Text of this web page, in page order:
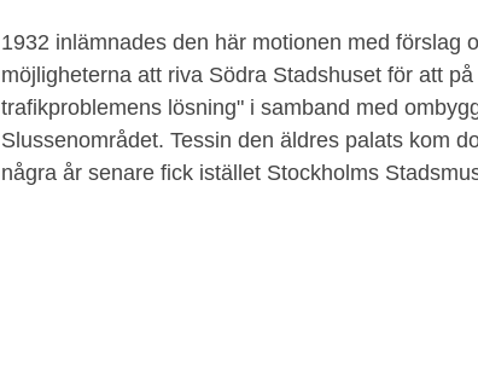
1932 inlämnades den här motionen med förslag
möjligheterna att riva Södra Stadshuset för att
trafikproblemens lösning" i samband med
Slussenområdet. Tessin den äldres palats kom
några år senare fick istället Stockholms